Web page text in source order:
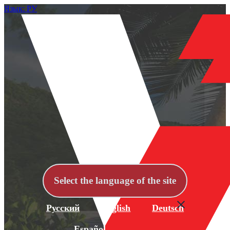
Язык: РУ
Select the language of the site
Русский English Deutsch